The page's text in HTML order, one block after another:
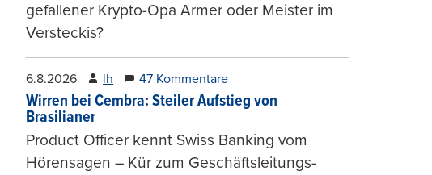
gefallener Krypto-Opa Armer oder Meister im
Versteckis?
6.8.2026 lh 47 Kommentare
Wirren bei Cembra: Steiler Aufstieg von
Brasilianer
Product Officer kennt Swiss Banking vom
Hörensagen – Kür zum Geschäftsleitungs-